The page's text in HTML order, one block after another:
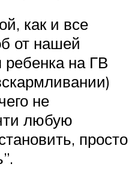
как и все
от нашей
на ГВ
не
любую
просто